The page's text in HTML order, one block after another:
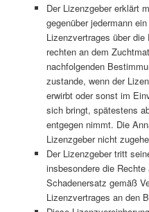
Der Lizenzgeber erklärt
gegenüber jedermann
Lizenzvertrages über
rechten an dem
nachfolgenden
zustande, wenn der
erwirbt oder sonst im
sich bringt, spätestens
entgegen nimmt. Die
Lizenzgeber nicht
Der Lizenzgeber tritt
insbesondere die
Schadenersatz gemäß
Lizenzvertrages an den